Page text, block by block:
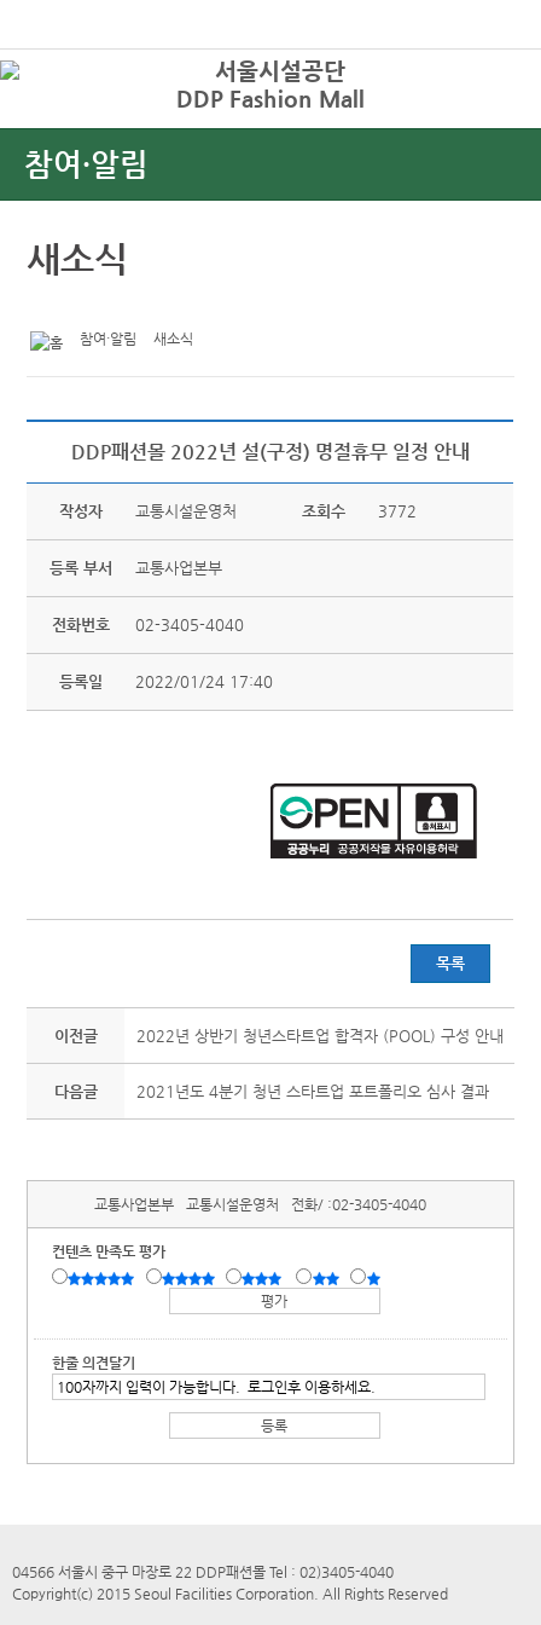
DDP Fashion Mall
참여·알림
새소식
참여·알림 새소식
DDP패션몰 2022년 설(구정) 명절휴무 일정 안내
작성자 교통시설운영처 조회수 3772
등록 부서 교통사업본부
전화번호 02-3405-4040
등록일 2022/01/24 17:40
목록
이전글 2022년 상반기 청년스타트업 합격자 (POOL) 구성 안내
다음글 2021년도 4분기 청년 스타트업 포트폴리오 심사 결과
교통사업본부 교통시설운영처 전화/ :02-3405-4040
컨텐츠 만족도 평가
한줄 의견달기
04566 서울시 중구 마장로 22 DDP패션몰 Tel : 02)3405-4040
Copyright(c) 2015 Seoul Facilities Corporation. All Rights Reserved